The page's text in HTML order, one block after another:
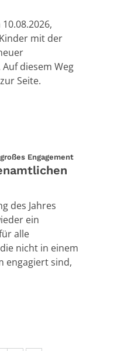
mit der
diesem Weg
Seite.
Engagement:
des Jahres
ein
alle
nicht in einem
engagiert sind,